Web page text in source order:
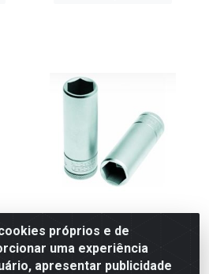
SOQUETE SEXTAVADO
LONGO 1/2” 19MM - GEDORE
REF 19L-19M...
próprios e de
uma experiência
apresentar publicidade